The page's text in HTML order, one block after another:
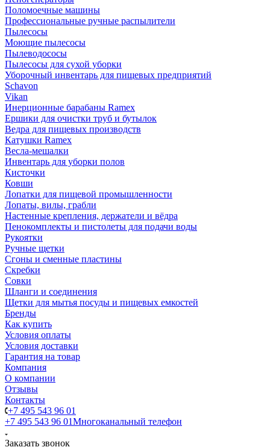
Поломоечные машины
Профессиональные ручные распылители
Пылесосы
Моющие пылесосы
Пылеводососы
Пылесосы для сухой уборки
Уборочный инвентарь для пищевых предприятий
Schavon
Vikan
Инерционные барабаны Ramex
Ершики для очистки труб и бутылок
Ведра для пищевых производств
Катушки Ramex
Весла-мешалки
Инвентарь для уборки полов
Кисточки
Ковши
Лопатки для пищевой промышленности
Лопаты, вилы, грабли
Настенные крепления, держатели и вёдра
Пенокомплекты и пистолеты для подачи воды
Рукоятки
Ручные щетки
Сгоны и сменные пластины
Скребки
Совки
Шланги и соединения
Щетки для мытья посуды и пищевых емкостей
Бренды
Как купить
Условия оплаты
Условия доставки
Гарантия на товар
Компания
О компании
Отзывы
Контакты
+7 495 543 96 01
+7 495 543 96 01Многоканальный телефон
Заказать звонок